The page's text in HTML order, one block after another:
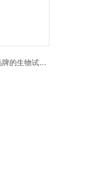
2ml tube holder setQiagen品牌的生物试剂的代理